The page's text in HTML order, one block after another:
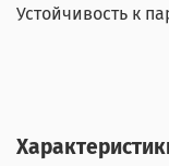
Устойчивость к